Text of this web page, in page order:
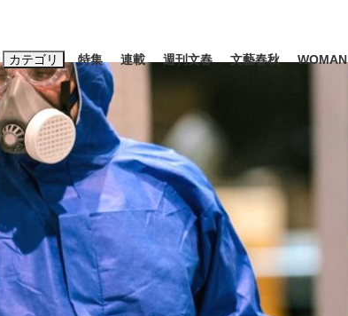
カテゴリ
ュース エンタメ ビジ
特集 連載 週刊文春 文藝春秋 WOMAN
キーワードタグ一覧
#三山凌輝 #高市早苗 #後藤真希
郎
#亀和田武